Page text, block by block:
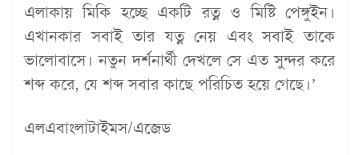
এলাকায় মিকি হচ্ছে একটি রত্ন ও মিষ্টি পেঙ্গুইন।
এখানকার সবাই তার যত্ন নেয় এবং সবাই তাকে
ভালোবাসে। নতুন দর্শনার্থী দেখলে সে এত সুন্দর করে
শব্দ করে, যে শব্দ সবার কাছে পরিচিত হয়ে গেছে।’
এলএবাংলাটাইমস/এজেড